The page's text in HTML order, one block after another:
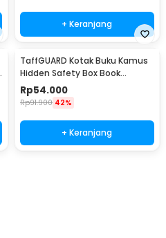
+ Keranjang
TaffGUARD Kotak Buku Kamus
Hidden Safety Box Book
Password Lock Size S - KB-10P
Rp54.000
Rp91.900 42%
+ Keranjang